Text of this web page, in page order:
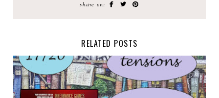
share on:
RELATED POSTS